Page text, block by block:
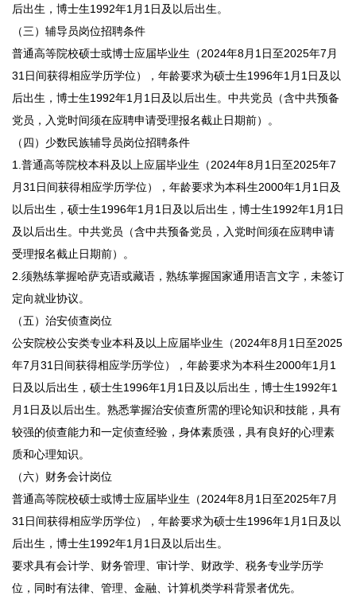
后出生，博士生1992年1月1日及以后出生。
（三）辅导员岗位招聘条件
普通高等院校硕士或博士应届毕业生（2024年8月1日至2025年7月
31日间获得相应学历学位），年龄要求为硕士生1996年1月1日及以
后出生，博士生1992年1月1日及以后出生。中共党员（含中共预备
党员，入党时间须在应聘申请受理报名截止日期前）。
（四）少数民族辅导员岗位招聘条件
1.普通高等院校本科及以上应届毕业生（2024年8月1日至2025年7
月31日间获得相应学历学位），年龄要求为本科生2000年1月1日及
以后出生，硕士生1996年1月1日及以后出生，博士生1992年1月1日
及以后出生。中共党员（含中共预备党员，入党时间须在应聘申请
受理报名截止日期前）。
2.须熟练掌握哈萨克语或藏语，熟练掌握国家通用语言文字，未签订
定向就业协议。
（五）治安侦查岗位
公安院校公安类专业本科及以上应届毕业生（2024年8月1日至2025
年7月31日间获得相应学历学位），年龄要求为本科生2000年1月1
日及以后出生，硕士生1996年1月1日及以后出生，博士生1992年1
月1日及以后出生。熟悉掌握治安侦查所需的理论知识和技能，具有
较强的侦查能力和一定侦查经验，身体素质强，具有良好的心理素
质和心理知识。
（六）财务会计岗位
普通高等院校硕士或博士应届毕业生（2024年8月1日至2025年7月
31日间获得相应学历学位），年龄要求为硕士生1996年1月1日及以
后出生，博士生1992年1月1日及以后出生。
要求具有会计学、财务管理、审计学、财政学、税务专业学历学
位，同时有法律、管理、金融、计算机类学科背景者优先。